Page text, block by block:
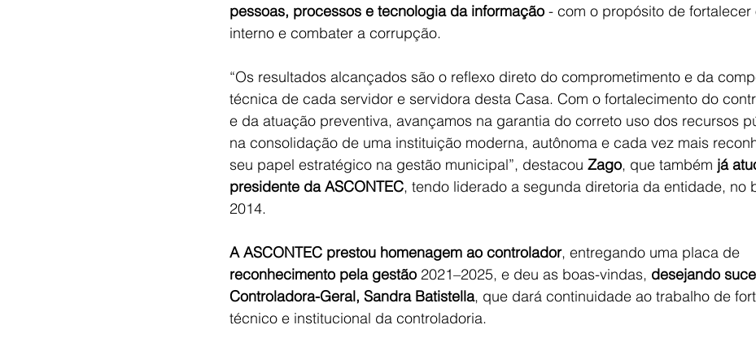
pessoas, processos e tecnologia da informação - com o propósito de fortalecer
interno e combater a corrupção.
“Os resultados alcançados são o reflexo direto do comprometimento e da
técnica de cada servidor e servidora desta Casa. Com o fortalecimento do
e da atuação preventiva, avançamos na garantia do correto uso dos recursos
na consolidação de uma instituição moderna, autônoma e cada vez mais
seu papel estratégico na gestão municipal”, destacou Zago, que também já
presidente da ASCONTEC, tendo liderado a segunda diretoria da entidade, no
2014.
A ASCONTEC prestou homenagem ao controlador, entregando uma placa de
reconhecimento pela gestão 2021–2025, e deu as boas-vindas, desejando
Controladora-Geral, Sandra Batistella, que dará continuidade ao trabalho de
técnico e institucional da controladoria.